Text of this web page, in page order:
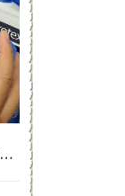
15 женщин рассказали, как проблемы подбавили..